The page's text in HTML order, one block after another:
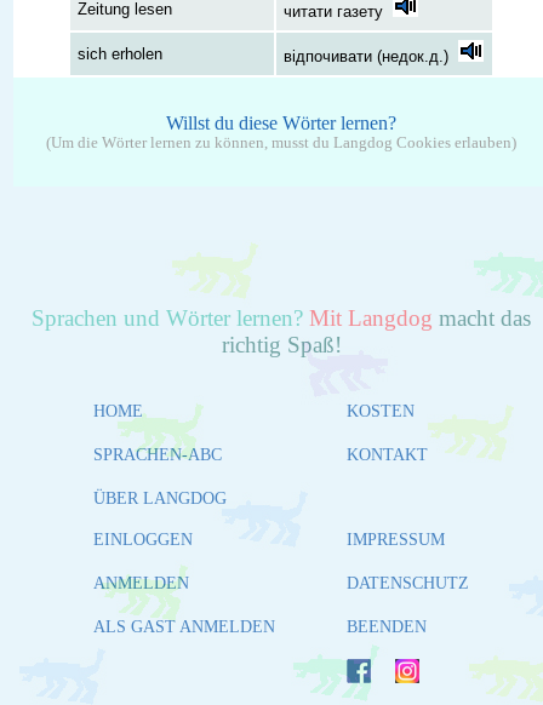
Zeitung lesen читати газету
sich erholen відпочивати (недок.д.)
Willst du diese Wörter lernen?
(Um die Wörter lernen zu können, musst du Langdog Cookies erlauben)
Sprachen und Wörter lernen? Mit Langdog macht das
richtig Spaß!
HOME
SPRACHEN-ABC
ÜBER LANGDOG
KOSTEN
KONTAKT
EINLOGGEN
ANMELDEN
ALS GAST ANMELDEN
IMPRESSUM
DATENSCHUTZ
BEENDEN